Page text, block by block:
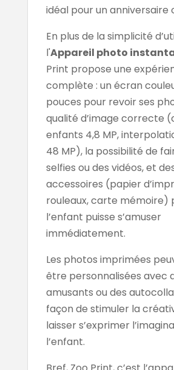
idéal pour un anniversaire
En plus de la simplicité
l'Appareil photo
Print propose une
complète : un écran
pouces pour revoir ses
qualité d’image correcte
enfants 4,8 MP,
48 MP), la possibilité de
selfies ou des vidéos, et
accessoires (papier
rouleaux, carte mémoire)
l’enfant puisse s’amuser
immédiatement.
Les photos imprimées
être personnalisées avec
amusants ou des
façon de stimuler la
laisser s’exprimer
l’enfant.